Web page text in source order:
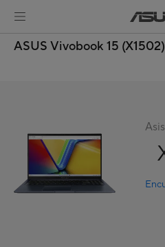
ASUS Vivobook 15 (X1502)